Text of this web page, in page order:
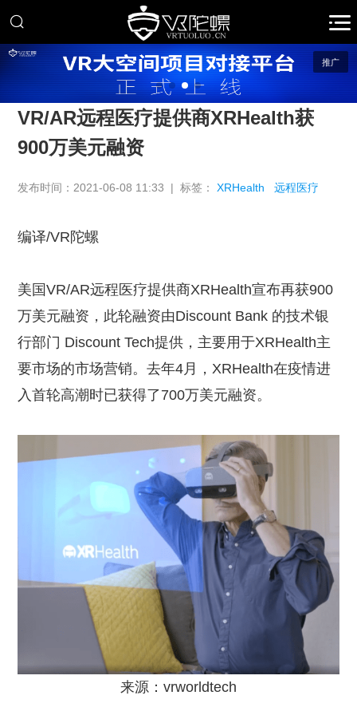
推广
VR/AR远程医疗提供商XRHealth获
900万美元融资
发布时间：2021-06-08 11:33 | 标签：XRHealth 远程医疗
编译/VR陀螺
美国VR/AR远程医疗提供商XRHealth宣布再获900
万美元融资，此轮融资由Discount Bank 的技术银
行部门 Discount Tech提供，主要用于XRHealth主
要市场的市场营销。去年4月，XRHealth在疫情进
入首轮高潮时已获得了700万美元融资。
来源：vrworldtech